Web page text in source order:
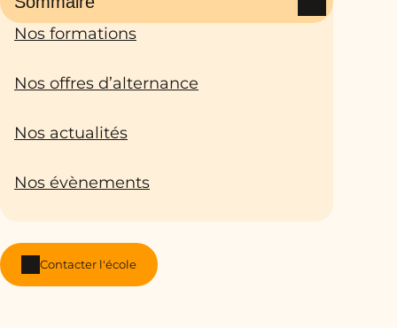
Nos formations
Nos offres d’alternance
Nos actualités
Nos évènements
Contacter l'école